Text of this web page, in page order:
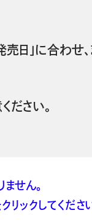
日」に合わせ
ださい。
せん。
ックしてください